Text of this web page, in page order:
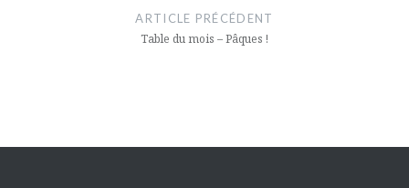
ARTICLE PRÉCÉDENT
Table du mois – Pâques !